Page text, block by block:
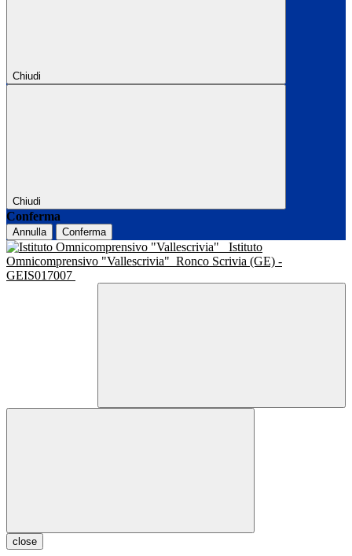
Chiudi
Chiudi
Conferma
Annulla Conferma
Istituto
Omnicomprensivo "Vallescrivia" Ronco Scrivia (GE) -
GEIS017007
close